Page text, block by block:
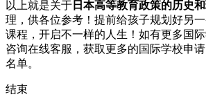
以上就是关于 日本高等教育政策的历史
理，供各位参考！提前给孩子规划好另
课程，开启不一样的人生！如有更多国
咨询在线客服 ，获取更多的国际学校申
名单。
结束